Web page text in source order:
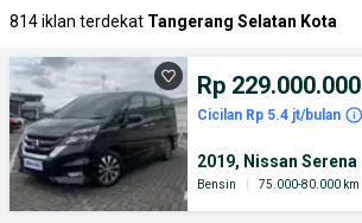
814 iklan terdekat Tangerang Selatan Kota
Rp 229.000.000
Cicilan Rp 5.4 jt/bulan
2019, Nissan Serena
Bensin 75.000-80.000 km